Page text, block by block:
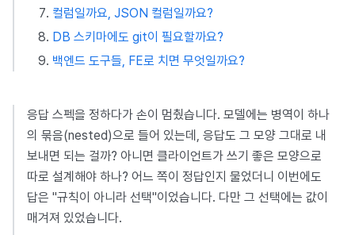
컬럼일까요, JSON 컬럼일까요?
DB 스키마에도 git이 필요할까요?
백엔드 도구들, FE로 치면 무엇일까요?
응답 스펙을 정하다가 손이 멈췄습니다. 모델에는 병역이 하나
의 묶음(nested)으로 들어 있는데, 응답도 그 모양 그대로 내
보내면 되는 걸까? 아니면 클라이언트가 쓰기 좋은 모양으로
따로 설계해야 하나? 어느 쪽이 정답인지 물었더니 이번에도
답은 "규칙이 아니라 선택"이었습니다. 다만 그 선택에는 값이
매겨져 있었습니다.